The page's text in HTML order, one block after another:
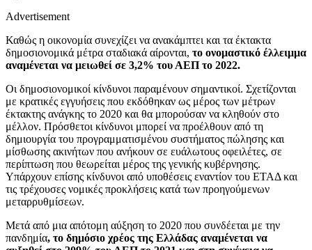
Advertisement
Καθώς η οικονομία συνεχίζει να ανακάμπτει και τα έκτακτα
δημοσιονομικά μέτρα σταδιακά αίρονται, το ονομαστικό έλλειμμα
αναμένεται να μειωθεί σε 3,2% του ΑΕΠ το 2022.
Οι δημοσιονομικοί κίνδυνοι παραμένουν σημαντικοί. Σχετίζονται
με κρατικές εγγυήσεις που εκδόθηκαν ως μέρος των μέτρων
έκτακτης ανάγκης το 2020 και θα μπορούσαν να κληθούν στο
μέλλον. Πρόσθετοι κίνδυνοι μπορεί να προέλθουν από τη
δημιουργία του προγραμματισμένου συστήματος πώλησης και
μίσθωσης ακινήτων που ανήκουν σε ευάλωτους οφειλέτες, σε
περίπτωση που θεωρείται μέρος της γενικής κυβέρνησης.
Υπάρχουν επίσης κίνδυνοι από υποθέσεις εναντίον του ΕΤΑΔ και
τις τρέχουσες νομικές προκλήσεις κατά των προηγούμενων
μεταρρυθμίσεων.
Μετά από μια απότομη αύξηση το 2020 που συνδέεται με την
πανδημία, το δημόσιο χρέος της Ελλάδας αναμένεται να